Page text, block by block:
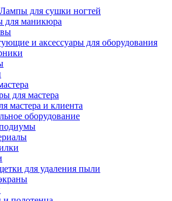
для сушки ногтей
для маникюра
и аксессуары для оборудования
для мастера
мастера и клиента
оборудование
для удаления пыли